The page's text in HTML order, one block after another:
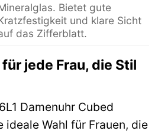
Bietet gute
und klare Sicht
das Zifferblatt.
jede Frau, die Stil
Damenuhr Cubed
Wahl für Frauen, die